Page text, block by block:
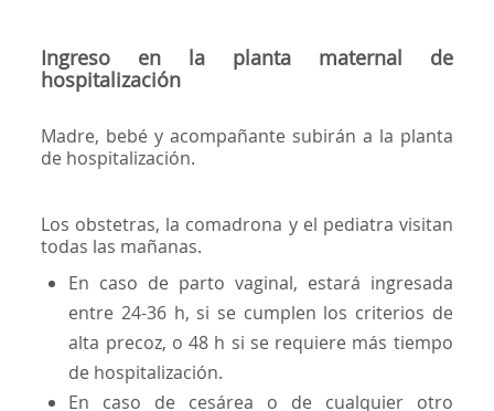
Ingreso en la planta maternal de
hospitalización
Madre, bebé y acompañante subirán a la planta
de hospitalización.
Los obstetras, la comadrona y el pediatra visitan
todas las mañanas.
En caso de parto vaginal, estará ingresada
entre 24-36 h, si se cumplen los criterios de
alta precoz, o 48 h si se requiere más tiempo
de hospitalización.
En caso de cesárea o de cualquier otro